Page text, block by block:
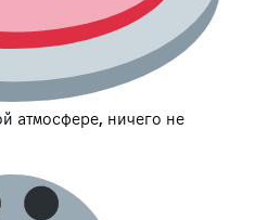
атмосфере, ничего не